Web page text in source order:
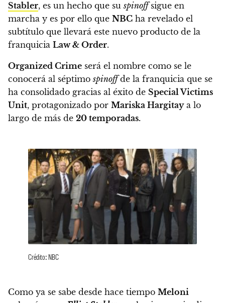
Stabler, es un hecho que suspinoffsigue en
marcha y es por ello que NBC ha revelado el
subtítulo que llevará este nuevo producto de la
franquicia Law & Order.
Organized Crime será el nombre como se le
conocerá al séptimospinoffde la franquicia que se
ha consolidado gracias al éxito de Special Victims
Unit, protagonizado por Mariska Hargitaya lo
largo de más de 20 temporadas.
Crédito: NBC
Como ya se sabe desde hace tiempo Meloni